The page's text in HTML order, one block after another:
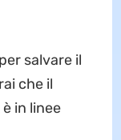
salvare il
che il
in linee